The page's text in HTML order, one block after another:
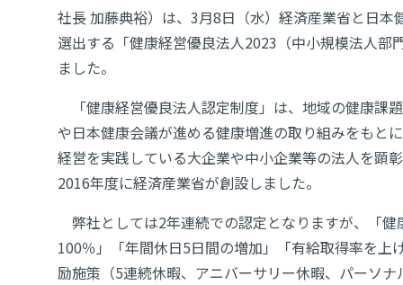
社長 加藤典裕）は、3月8日（水）経済産業省と日本
選出する「健康経営優良法人2023（中小規模法人部
ました。
「健康経営優良法人認定制度」は、地域の健康課
や日本健康会議が進める健康増進の取り組みをもと
経営を実践している大企業や中小企業等の法人を顕
2016年度に経済産業省が創設しました。
弊社としては2年連続での認定となりますが、「健
100％」「年間休日5日間の増加」「有給取得率を上
励施策（5連続休暇、アニバーサリー休暇、パーソ